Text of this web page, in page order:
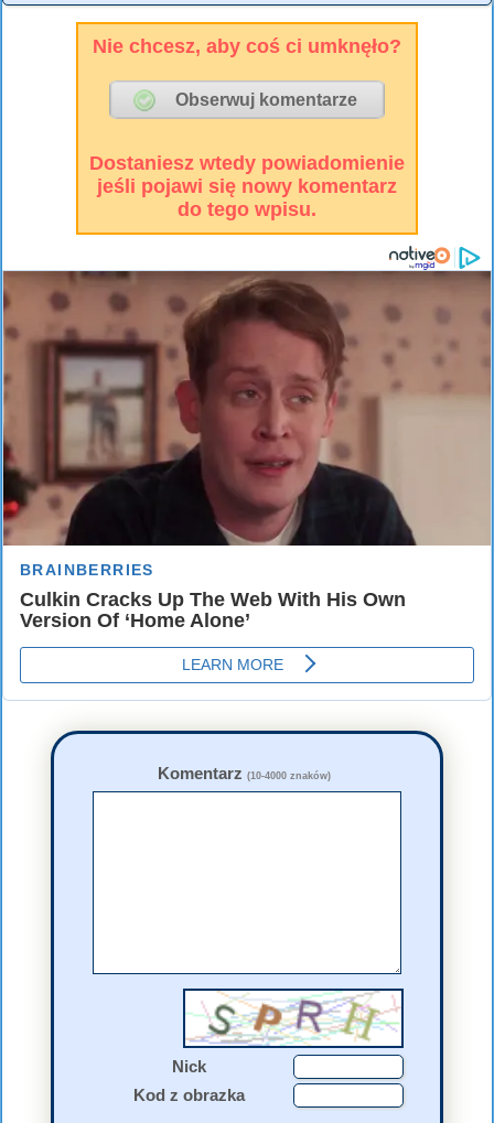
Nie chcesz, aby coś ci umknęło?
Dostaniesz wtedy powiadomienie
jeśli pojawi się nowy komentarz
do tego wpisu.
Komentarz (10-4000 znaków)
Nick
Kod z obrazka